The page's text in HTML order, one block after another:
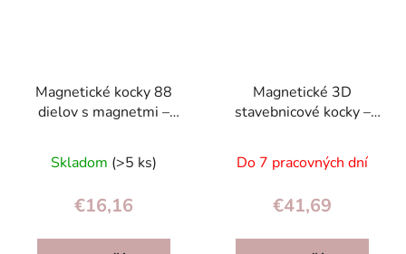
Magnetické kocky 88
dielov s magnetmi –
rokov
Skladom (>5 ks)
€16,16
Magnetické 3D
stavebnicové kocky –
hračka pre deti
Do 7 pracovných dní
€41,69